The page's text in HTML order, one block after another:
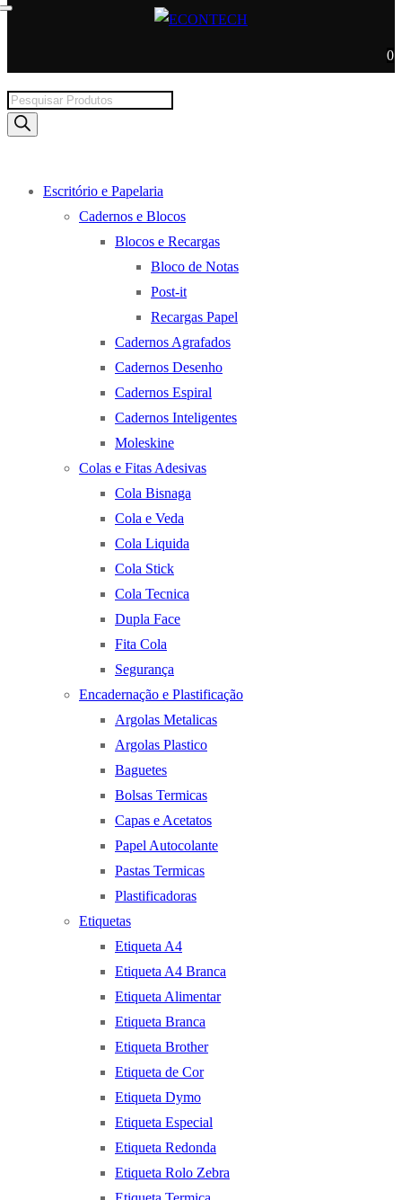
0
Products
search
Escritório e Papelaria
Cadernos e Blocos
Blocos e Recargas
Bloco de Notas
Post-it
Recargas Papel
Cadernos Agrafados
Cadernos Desenho
Cadernos Espiral
Cadernos Inteligentes
Moleskine
Colas e Fitas Adesivas
Cola Bisnaga
Cola e Veda
Cola Liquida
Cola Stick
Cola Tecnica
Dupla Face
Fita Cola
Segurança
Encadernação e Plastificação
Argolas Metalicas
Argolas Plastico
Baguetes
Bolsas Termicas
Capas e Acetatos
Papel Autocolante
Pastas Termicas
Plastificadoras
Etiquetas
Etiqueta A4
Etiqueta A4 Branca
Etiqueta Alimentar
Etiqueta Branca
Etiqueta Brother
Etiqueta de Cor
Etiqueta Dymo
Etiqueta Especial
Etiqueta Redonda
Etiqueta Rolo Zebra